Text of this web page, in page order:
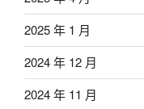
2025 年 1 月
2024 年 12 月
2024 年 11 月